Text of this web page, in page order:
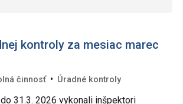
kontroly za mesiac marec
činnosť • Úradné kontroly
31.3. 2026 vykonali inšpektori